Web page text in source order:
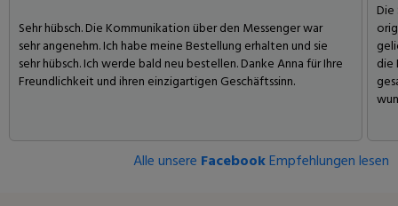
Sehr hübsch. Die Kommunikation über den Messenger war
sehr angenehm. Ich habe meine Bestellung erhalten und sie
sehr hübsch. Ich werde bald neu bestellen. Danke Anna für Ihre
Freundlichkeit und ihren einzigartigen Geschäftssinn.
die
Alle unsere FacebookEmpfehlungen lesen